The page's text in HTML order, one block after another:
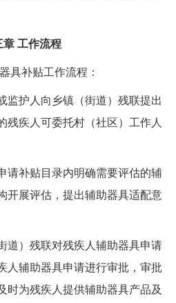
章 工作流程
具补贴工作流程：
监护人向乡镇（街道）残联提出
残疾人可委托村（社区）工作人
请补贴目录内明确需要评估的辅
开展评估，提出辅助器具适配意
道）残联对残疾人辅助器具申请
人辅助器具申请进行审批，审批
时为残疾人提供辅助器具产品及